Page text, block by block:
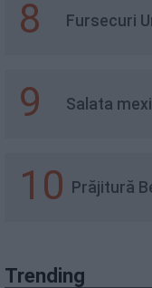
8 Fursecuri
9 Salata
10 Prăjitură
Trending